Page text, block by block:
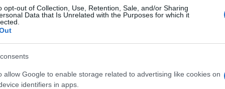
opt-out of Collection, Use, Retention, Sale, and/or Sharing
Data that Is Unrelated with the Purposes for which it
allow Google to enable storage related to advertising like cookies on
identifiers in apps.